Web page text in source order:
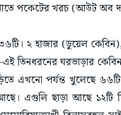
পকেটের খরচ (আউট অব
৩৬টি। ২ হাজার (ডুয়েল
তিনধরনের ঘরভাড়ার
এখনো পর্যন্ত খুলেছে
এগুলি ছাড়া আছে ১২টি